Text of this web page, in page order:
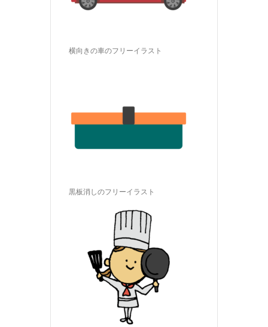
横向きの車のフリーイラスト
黒板消しのフリーイラスト